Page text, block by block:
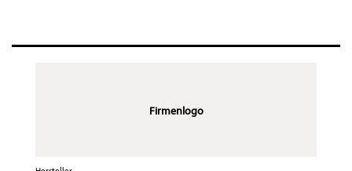
Firmenlogo